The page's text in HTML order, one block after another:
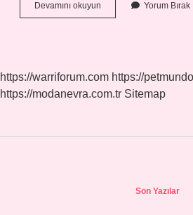
Devamını okuyun
Ve
Yorum Bırak
https://warriforum.com https://
https://modanevra.com.tr Sitemap
Son Yazılar